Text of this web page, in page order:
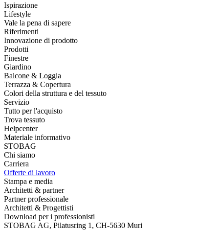
Ispirazione
Lifestyle
Vale la pena di sapere
Riferimenti
Innovazione di prodotto
Prodotti
Finestre
Giardino
Balcone & Loggia
Terrazza & Copertura
Colori della struttura e del tessuto
Servizio
Tutto per l'acquisto
Trova tessuto
Helpcenter
Materiale informativo
STOBAG
Chi siamo
Carriera
Offerte di lavoro
Stampa e media
Architetti & partner
Partner professionale
Architetti & Progettisti
Download per i professionisti
STOBAG AG, Pilatusring 1, CH-5630 Muri